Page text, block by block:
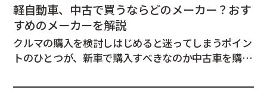
軽自動車、中古で買うならどのメーカー？おす
すめのメーカーを解説
クルマの購入を検討しはじめると迷ってしまうポイン
トのひとつが、新車で購入すべきなのか中古車を購入
後、もしくは5年後に高額で売却できるかどうかで